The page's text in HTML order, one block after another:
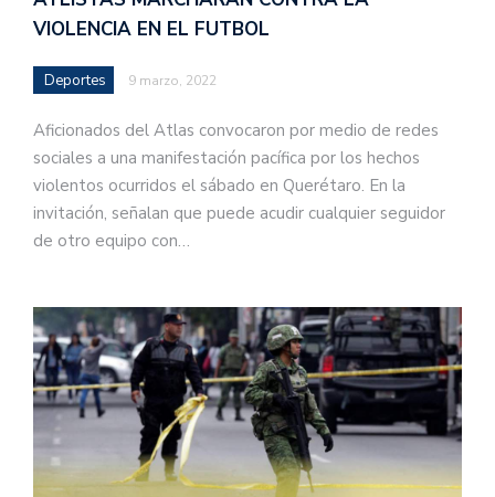
VIOLENCIA EN EL FUTBOL
Deportes 9 marzo, 2022
Aficionados del Atlas convocaron por medio de redes
sociales a una manifestación pacífica por los hechos
violentos ocurridos el sábado en Querétaro. En la
invitación, señalan que puede acudir cualquier seguidor
de otro equipo con…